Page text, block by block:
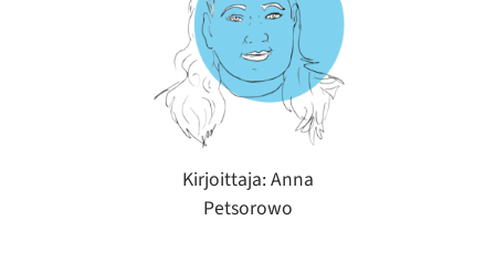
Kirjoittaja: Anna
Petsorowo